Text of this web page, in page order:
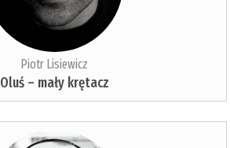
Piotr Lisiewicz
Oluś – mały krętacz